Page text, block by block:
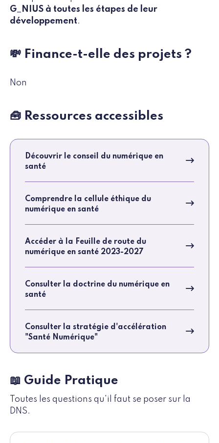
G_NIUS à toutes les étapes de leur
développement.
💸 Finance-t-elle des projets ?
Non
🧰 Ressources accessibles
Découvrir le conseil du numérique en
santé
Comprendre la cellule éthique du
numérique en santé
Accéder à la Feuille de route du
numérique en santé 2023-2027
Consulter la doctrine du numérique en
santé
Consulter la stratégie d'accélération
"Santé Numérique"
📖 Guide Pratique
Toutes les questions qu'il faut se poser sur la
DNS.